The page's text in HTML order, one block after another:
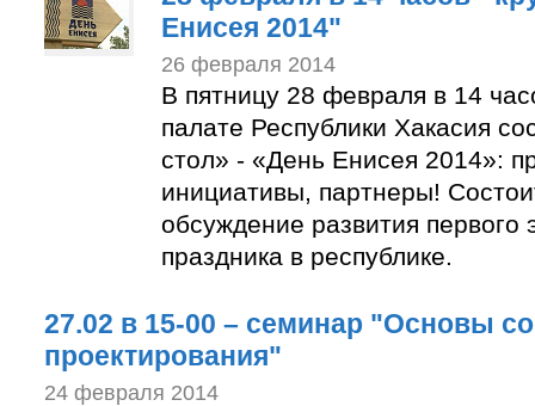
Енисея 2014"
26 февраля 2014
В пятницу 28 февраля в 14
палате Республики Хакасия
стол» - «День Енисея 2014»:
инициативы, партнеры!
обсуждение развития первого
праздника в республике.
27.02 в 15-00 – семинар "Основы
проектирования"
24 февраля 2014